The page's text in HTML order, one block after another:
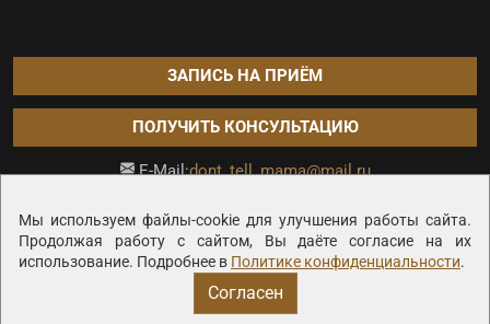
Мы используем файлы-cookie для улучшения работы сайта.
Продолжая работу с сайтом, Вы даёте согласие на их
использование. Подробнее в Политике конфиденциальности.
Согласен
ЗАПИСЬ НА ПРИЁМ
ПОЛУЧИТЬ КОНСУЛЬТАЦИЮ
E-Mail:dont_tell_mama@mail.ru